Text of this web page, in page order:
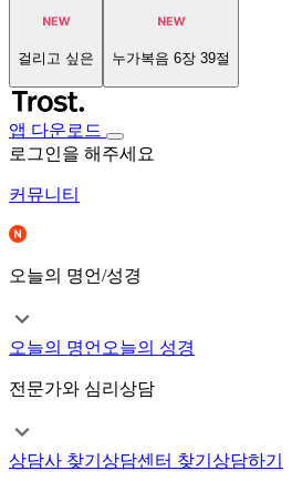
걸리고 싶은 누가복음 6장 39절
앱 다운로드
로그인을 해주세요
커뮤니티
오늘의 명언/성경
오늘의 명언 오늘의 성경
전문가와 심리상담
상담사 찾기 상담센터 찾기 상담하기